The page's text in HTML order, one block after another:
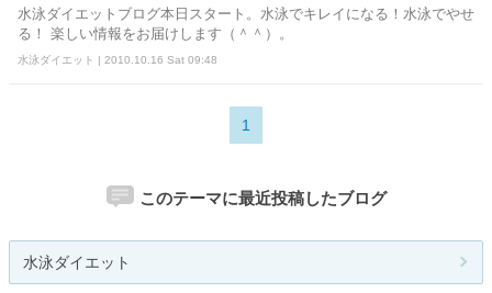
水泳ダイエットブログ本日スタート。水泳でキレイになる！水泳でやせ
る！ 楽しい情報をお届けします（＾＾）。
水泳ダイエット | 2010.10.16 Sat 09:48
1
このテーマに最近投稿したブログ
水泳ダイエット